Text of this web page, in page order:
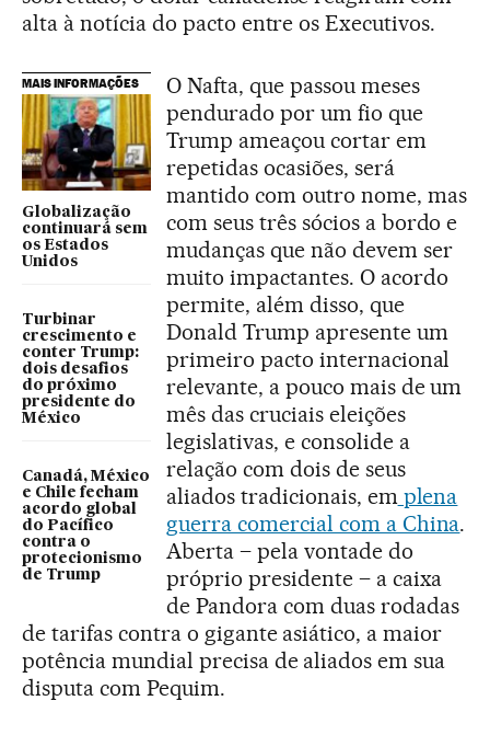
alta à notícia do pacto entre os Executivos.
MAIS INFORMAÇÕES
Globalização
continuará sem
os Estados
Unidos
Turbinar
crescimento e
conter Trump:
dois desafios
do próximo
presidente do
México
Canadá, México
e Chile fecham
acordo global
do Pacífico
contra o
protecionismo
de Trump
O Nafta, que passou meses
pendurado por um fio que
Trump ameaçou cortar em
repetidas ocasiões, será
mantido com outro nome, mas
com seus três sócios a bordo e
mudanças que não devem ser
muito impactantes. O acordo
permite, além disso, que
Donald Trump apresente um
primeiro pacto internacional
relevante, a pouco mais de um
mês das cruciais eleições
legislativas, e consolide a
relação com dois de seus
aliados tradicionais, em plena
guerra comercial com a China.
Aberta – pela vontade do
próprio presidente – a caixa
de Pandora com duas rodadas
de tarifas contra o gigante asiático, a maior
potência mundial precisa de aliados em sua
disputa com Pequim.